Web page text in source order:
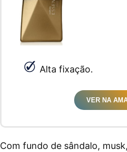
Alta fixação.
VER NA
Com fundo de sândalo,